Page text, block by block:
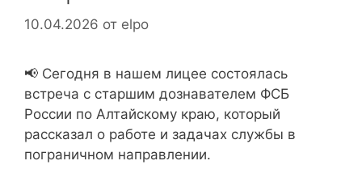
10.04.2026 от elpo
📢 Сегодня в нашем лицее состоялась
встреча с старшим дознавателем ФСБ
России по Алтайскому краю, который
рассказал о работе и задачах службы в
пограничном направлении.